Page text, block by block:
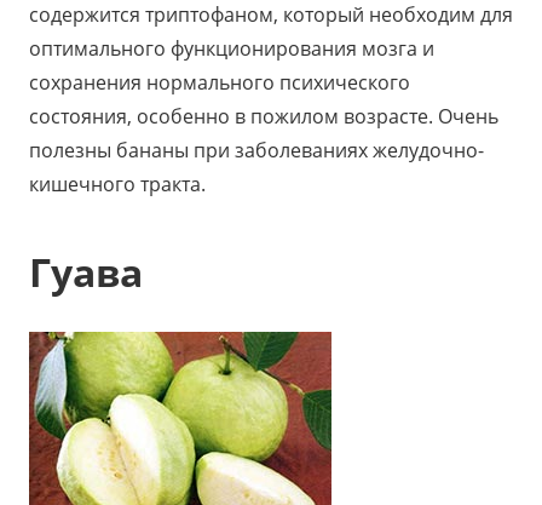
содержится триптофаном, который необходим для
оптимального функционирования мозга и
сохранения нормального психического
состояния, особенно в пожилом возрасте. Очень
полезны бананы при заболеваниях желудочно-
кишечного тракта.
Гуава